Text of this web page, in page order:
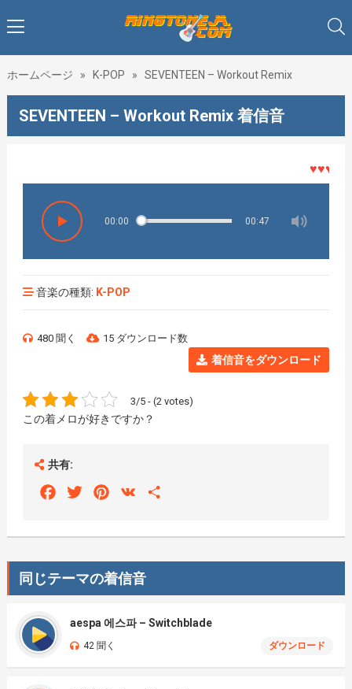
ホームページ » K-POP » SEVENTEEN – Workout Remix
SEVENTEEN – Workout Remix 着信音
♥♥♥着メ
00:00 00:47
音楽の種類: K-POP
480 聞く 15 ダウンロード数
着信音をダウンロード
3/5 - (2 votes)
この着メロが好きですか？
共有:
FacebookTwitterPinterest
VK
同じテーマの着信音
aespa 에스파 – Switchblade
42 聞く ダウンロード